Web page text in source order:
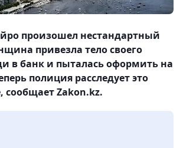
произошел нестандартный
привезла тело своего
в банк и пыталась оформить на
полиция расследует это
сообщает Zakon.kz.